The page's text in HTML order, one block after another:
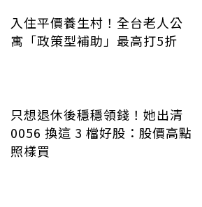
入住平價養生村！全台老人公
寓「政策型補助」最高打5折
只想退休後穩穩領錢！她出清
0056 換這 3 檔好股：股價高點
照樣買